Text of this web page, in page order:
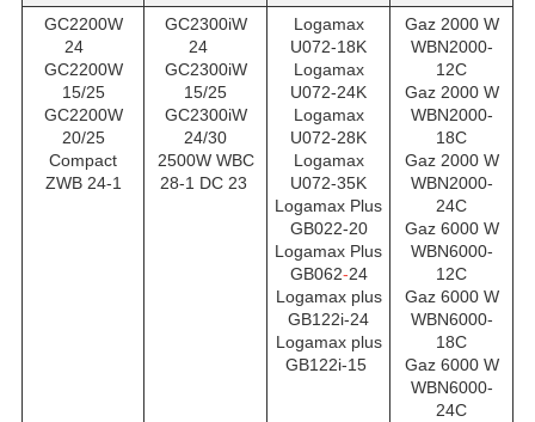
GC2200W
24
GC2200W
15/25
GC2200W
20/25
Compact
ZWB 24-1
GC2300iW
24
GC2300iW
15/25
GC2300iW
24/30
2500W WBC
28-1 DC 23
Logamax
U072-18K
Logamax
U072-24K
Logamax
U072-28K
Logamax
U072-35K
Logamax Plus
GB022-20
Logamax Plus
GB062-24
Logamax plus
GB122i-24
Logamax plus
GB122i-15
Gaz 2000 W
WBN2000-
12C
Gaz 2000 W
WBN2000-
18C
Gaz 2000 W
WBN2000-
24C
Gaz 6000 W
WBN6000-
12C
Gaz 6000 W
WBN6000-
18C
Gaz 6000 W
WBN6000-
24C